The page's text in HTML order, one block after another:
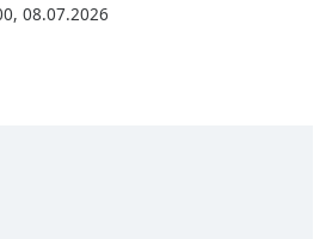
, 08.07.2026